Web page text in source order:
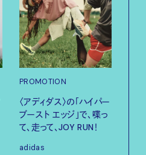
PROMOTION
〈アディダス〉の「ハイパー
ブースト エッジ」で、喋っ
て、走って、JOY RUN！
adidas